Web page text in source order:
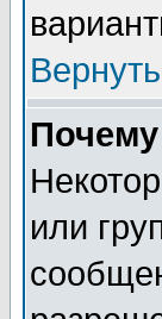
или